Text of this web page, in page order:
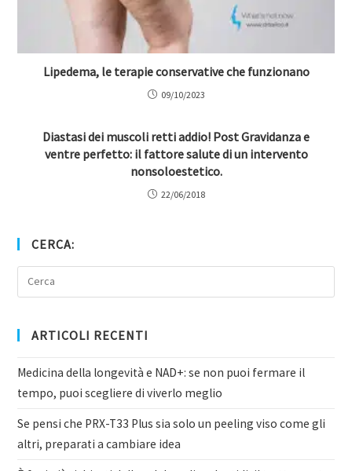
Lipedema, le terapie conservative che funzionano
09/10/2023
Diastasi dei muscoli retti addio! Post Gravidanza e
ventre perfetto: il fattore salute di un intervento
nonsoloestetico.
22/06/2018
CERCA:
ARTICOLI RECENTI
Medicina della longevità e NAD+: se non puoi fermare il
tempo, puoi scegliere di viverlo meglio
Se pensi che PRX-T33 Plus sia solo un peeling viso come gli
altri, preparati a cambiare idea